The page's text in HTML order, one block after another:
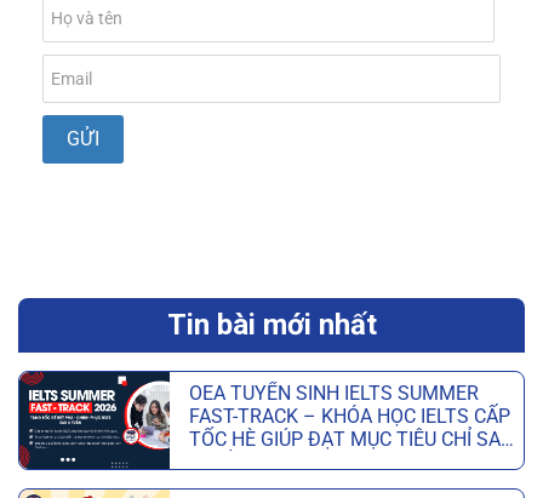
Tin bài mới nhất
OEA TUYỂN SINH IELTS SUMMER
FAST-TRACK – KHÓA HỌC IELTS CẤP
TỐC HÈ GIÚP ĐẠT MỤC TIÊU CHỈ SAU